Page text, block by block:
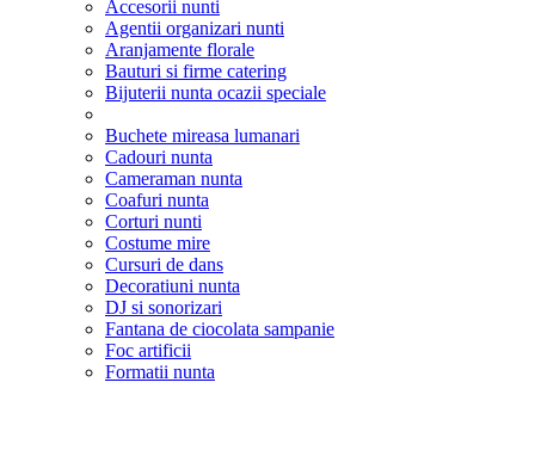
Accesorii nunti
Agentii organizari nunti
Aranjamente florale
Bauturi si firme catering
Bijuterii nunta ocazii speciale
Buchete mireasa lumanari
Cadouri nunta
Cameraman nunta
Coafuri nunta
Corturi nunti
Costume mire
Cursuri de dans
Decoratiuni nunta
DJ si sonorizari
Fantana de ciocolata sampanie
Foc artificii
Formatii nunta